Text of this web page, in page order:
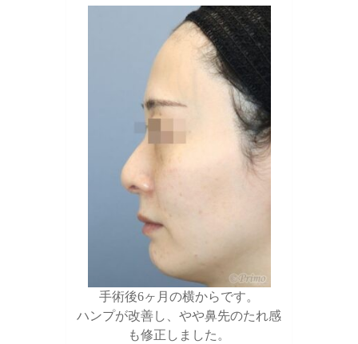
手術後6ヶ月の横からです。
ハンプが改善し、やや鼻先のたれ感
も修正しました。